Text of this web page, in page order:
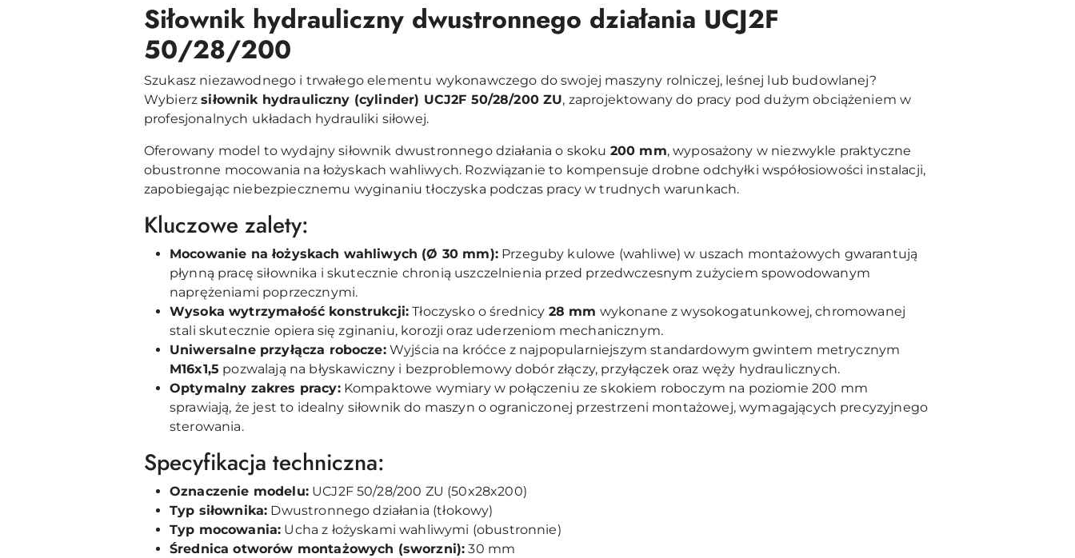
Siłownik hydrauliczny dwustronnego działania UCJ2F
50/28/200
Szukasz niezawodnego i trwałego elementu wykonawczego do swojej maszyny rolniczej, leśnej lub budowlanej?
Wybierzsiłownik hydrauliczny (cylinder) UCJ2F 50/28/200 ZU, zaprojektowany do pracy pod dużym obciążeniem w
profesjonalnych układach hydrauliki siłowej.
Oferowany model to wydajny siłownik dwustronnego działania o skoku 200 mm, wyposażony w niezwykle praktyczne
obustronne mocowania na łożyskach wahliwych. Rozwiązanie to kompensuje drobne odchyłki współosiowości instalacji,
zapobiegając niebezpiecznemu wyginaniu tłoczyska podczas pracy w trudnych warunkach.
Kluczowe zalety:
Mocowanie na łożyskach wahliwych (Ø 30 mm):Przeguby kulowe (wahliwe) w uszach montażowych gwarantują
płynną pracę siłownika i skutecznie chronią uszczelnienia przed przedwczesnym zużyciem spowodowanym
naprężeniami poprzecznymi.
Wysoka wytrzymałość konstrukcji: Tłoczysko o średnicy 28 mm wykonane z wysokogatunkowej, chromowanej
stali skutecznie opiera się zginaniu, korozji oraz uderzeniom mechanicznym.
Uniwersalne przyłącza robocze:Wyjścia na króćce z najpopularniejszym standardowym gwintem metrycznym
M16x1,5 pozwalają na błyskawiczny i bezproblemowy dobór złączy, przyłączek oraz węży hydraulicznych.
Optymalny zakres pracy:Kompaktowe wymiary w połączeniu ze skokiem roboczym na poziomie 200 mm
sprawiają, że jest to idealny siłownik do maszyn o ograniczonej przestrzeni montażowej, wymagających precyzyjnego
sterowania.
Specyfikacja techniczna:
Oznaczenie modelu:UCJ2F 50/28/200 ZU (50x28x200)
Typ siłownika: Dwustronnego działania (tłokowy)
Typ mocowania: Ucha z łożyskami wahliwymi (obustronnie)
Średnica otworów montażowych (sworzni): 30 mm